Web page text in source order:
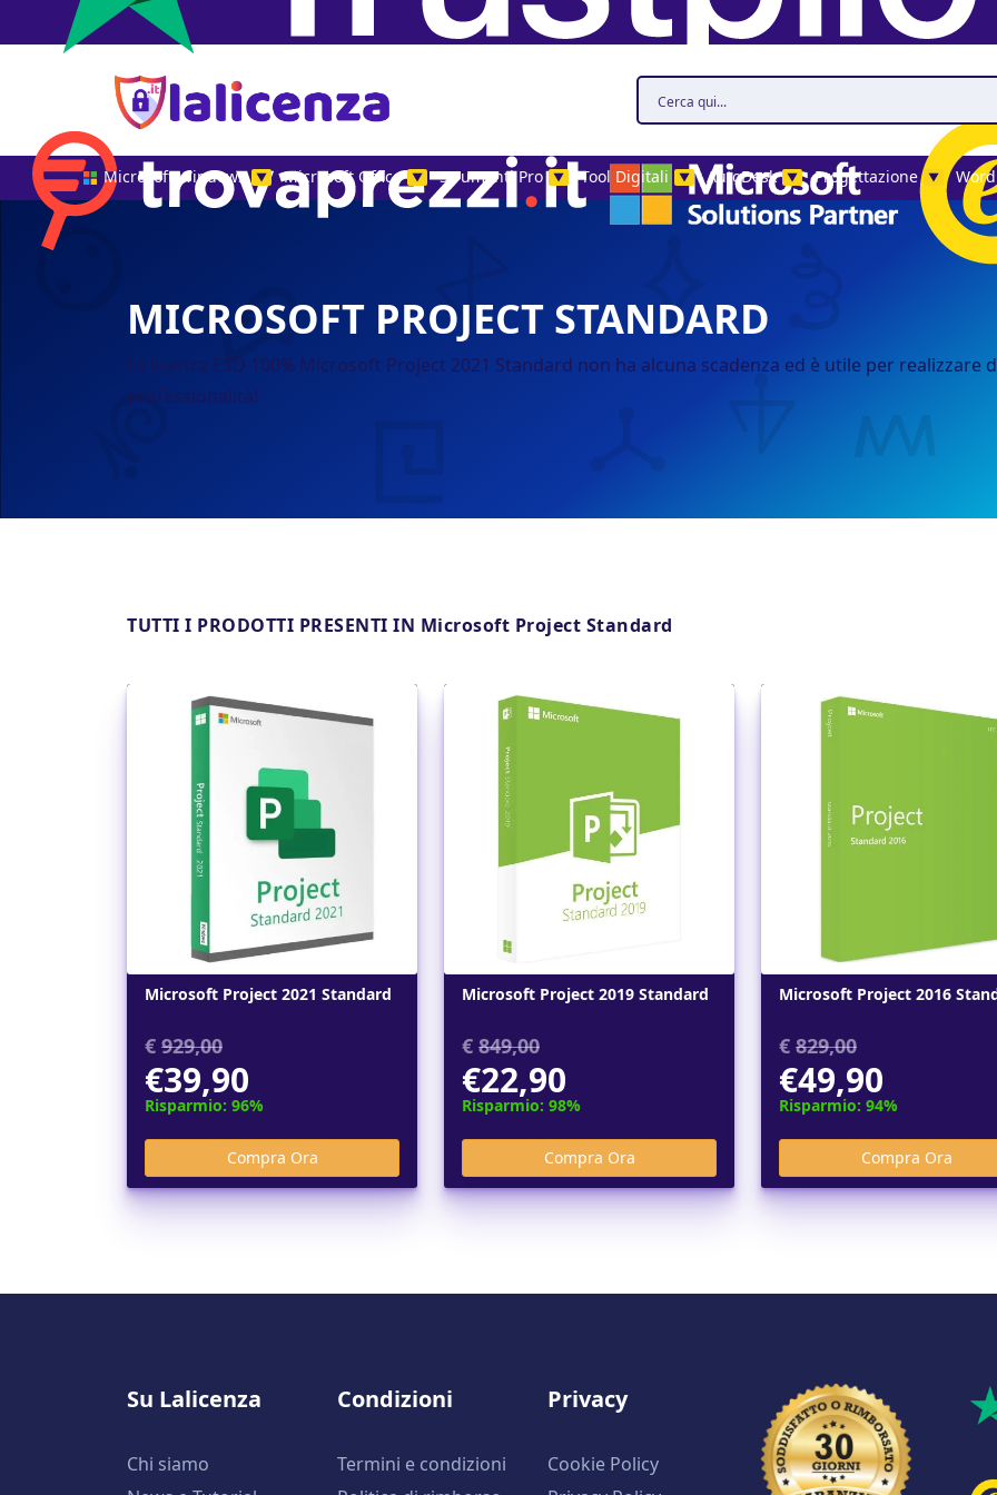
Microsoft Windows ▼ Microsoft Office ▼ Strumenti Pro ▼ Tool Digitali ▼ AutoDesk ▼ Progettazione ▼
MICROSOFT PROJECT STANDARD
La licenza ESD 100% Microsoft Project 2021 Standard non ha alcuna scadenza ed è utile per
professionalità!
TUTTI I PRODOTTI PRESENTI IN Microsoft Project Standard
Dettagli
Microsoft Project 2021 Standard
€ 929,00
€39,90
Risparmio: 96%
Dettagli
Microsoft Project 2019 Standard
€ 849,00
€22,90
Risparmio: 98%
Dettagli
Microsoft Project 2016
€ 829,00
€49,90
Risparmio: 94%
Su Lalicenza
Chi siamo
Condizioni
Termini e condizioni
Privacy
Cookie Policy